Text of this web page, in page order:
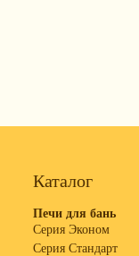
Каталог
Печи для бань
Серия Эконом
Серия Стандарт